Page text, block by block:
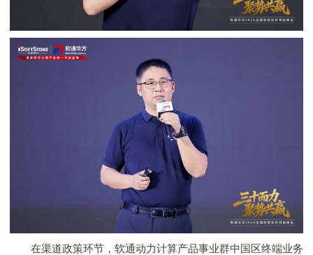
在渠道政策环节，软通动力计算产品事业群中国区终端业务